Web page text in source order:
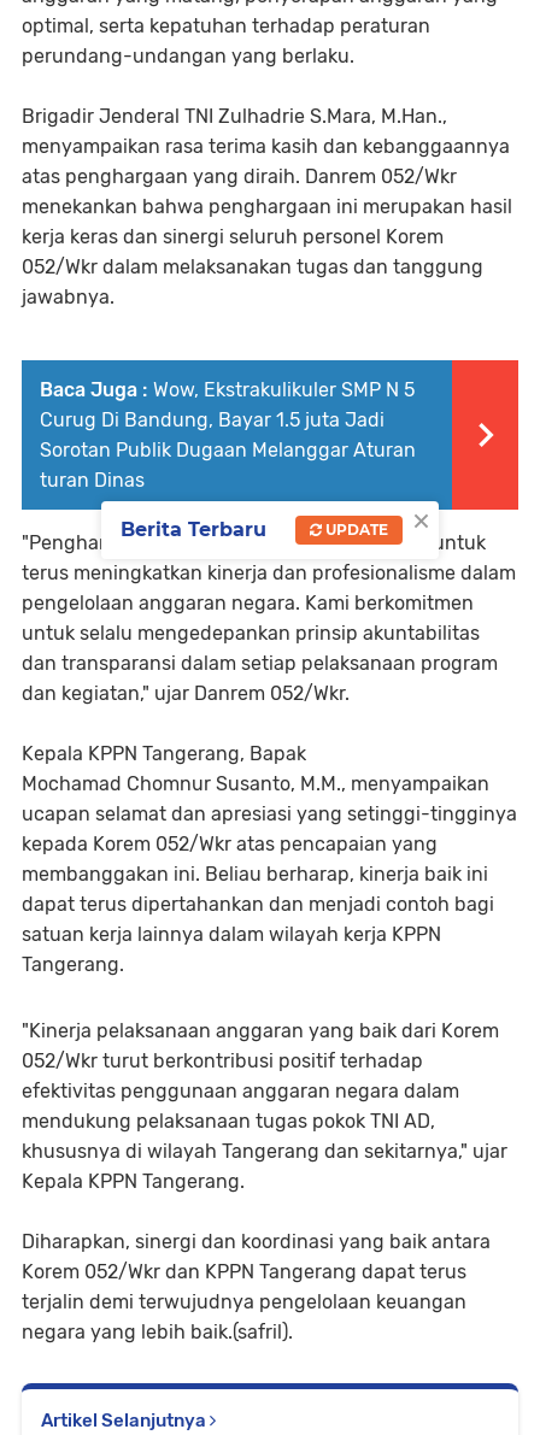
optimal, serta kepatuhan terhadap peraturan
perundang-undangan yang berlaku.
Brigadir Jenderal TNI Zulhadrie S.Mara, M.Han.,
menyampaikan rasa terima kasih dan kebanggaannya
atas penghargaan yang diraih. Danrem 052/Wkr
menekankan bahwa penghargaan ini merupakan hasil
kerja keras dan sinergi seluruh personel Korem
052/Wkr dalam melaksanakan tugas dan tanggung
jawabnya.
Baca Juga : Wow, Ekstrakulikuler SMP N 5
Curug Di Bandung, Bayar 1.5 juta Jadi
Sorotan Publik Dugaan Melanggar Aturan
turan Dinas
"Penghargaan ini menjadi motivasi bagi kami untuk
terus meningkatkan kinerja dan profesionalisme dalam
pengelolaan anggaran negara. Kami berkomitmen
untuk selalu mengedepankan prinsip akuntabilitas
dan transparansi dalam setiap pelaksanaan program
dan kegiatan," ujar Danrem 052/Wkr.
Kepala KPPN Tangerang, Bapak
Mochamad Chomnur Susanto, M.M., menyampaikan
ucapan selamat dan apresiasi yang setinggi-tingginya
kepada Korem 052/Wkr atas pencapaian yang
membanggakan ini. Beliau berharap, kinerja baik ini
dapat terus dipertahankan dan menjadi contoh bagi
satuan kerja lainnya dalam wilayah kerja KPPN
Tangerang.
"Kinerja pelaksanaan anggaran yang baik dari Korem
052/Wkr turut berkontribusi positif terhadap
efektivitas penggunaan anggaran negara dalam
mendukung pelaksanaan tugas pokok TNI AD,
khususnya di wilayah Tangerang dan sekitarnya," ujar
Kepala KPPN Tangerang.
Diharapkan, sinergi dan koordinasi yang baik antara
Korem 052/Wkr dan KPPN Tangerang dapat terus
terjalin demi terwujudnya pengelolaan keuangan
negara yang lebih baik.(safril).
Artikel Selanjutnya
×
Berita Terbaru UPDATE